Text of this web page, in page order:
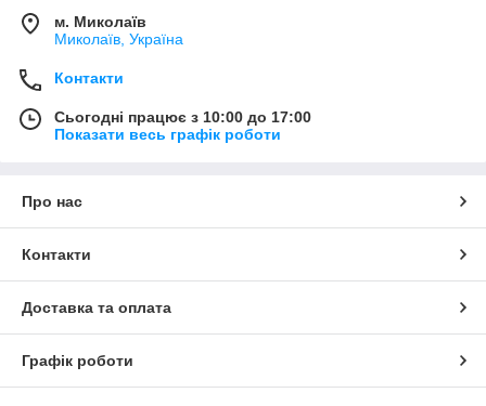
м. Миколаїв
Миколаїв, Україна
Контакти
Сьогодні працює з 10:00 до 17:00
Показати весь графік роботи
Про нас
Контакти
Доставка та оплата
Графік роботи